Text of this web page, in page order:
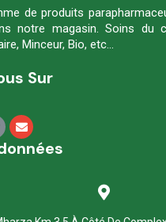
de produits
notre magasin. Soins du
Minceur, Bio, etc…
Sur